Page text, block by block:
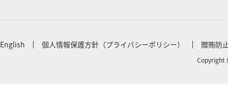
English 個人情報保護方針（プライバシーポリシー） 贈賄防
Copyright